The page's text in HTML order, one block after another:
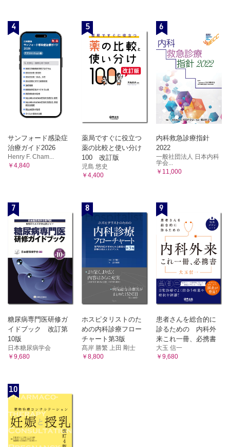
4
サンフォード感染症
治療ガイド2026
Henry F. Cham...
￥4,840
5
薬局ですぐに役立つ
薬の比較と使い分け
100 改訂版
児島 悠史
￥4,400
6
内科救急診療指針
2022
一般社団法人 日本内科
学会...
￥11,000
7
糖尿病専門医研修ガ
イドブック 改訂第
10版
日本糖尿病学会
￥9,680
8
ホスピタリストのた
めの内科診療フロー
チャート第3版
髙岸 勝繁 上田 剛士
￥8,800
9
患者さんを総合的に
診るための 内科外
来これ一冊、必携書
大玉 信一
￥9,680
10